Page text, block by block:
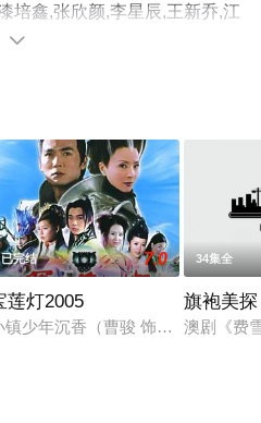
培鑫,张欣颜,李星辰,王新乔,江
电视剧，大结局剧情已揭晓
息可移步至豆瓣电视剧、电

一个特殊刑侦小组，拥有犯罪
已完结 7.0
莲灯2005
镇少年沉香（曹骏 饰）和父亲刘
34集全
旗袍美探
澳剧《费